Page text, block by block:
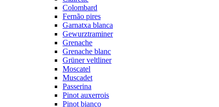
Colombard
Fernão pires
Garnatxa blanca
Gewurztraminer
Grenache
Grenache blanc
Grüner veltliner
Moscatel
Muscadet
Passerina
Pinot auxerrois
Pinot bianco